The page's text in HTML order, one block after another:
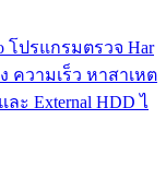
โปรแกรมตรวจ Har
ความเร็ว หาสาเหต
ะ External HDD ไ